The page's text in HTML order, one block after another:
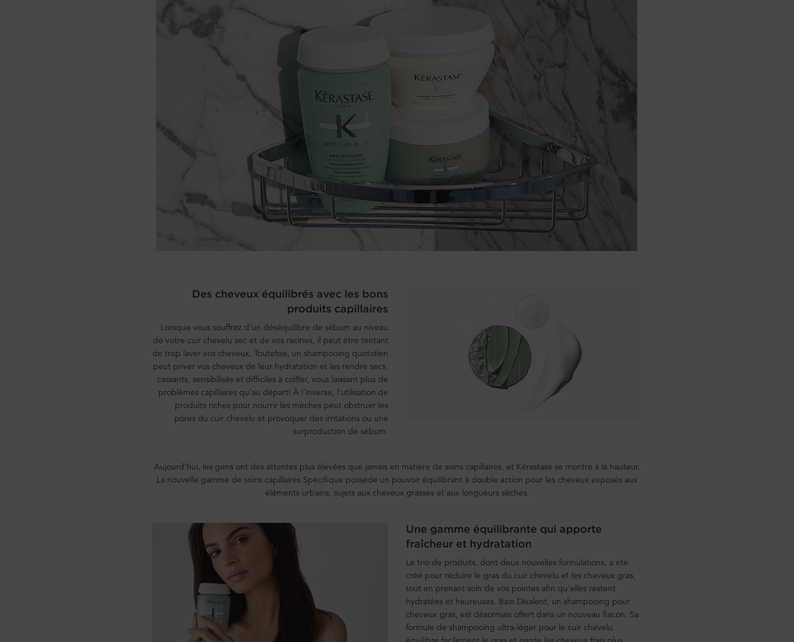
Des cheveux équilibrés avec les bons
produits capillaires
Lorsque vous souffrez d’un déséquilibre de sébum au niveau
de votre cuir chevelu sec et de vos racines, il peut être tentant
de trop laver vos cheveux. Toutefois, un shampooing quotidien
peut priver vos cheveux de leur hydratation et les rendre secs,
cassants, sensibilisés et difficiles à coiffer, vous laissant plus de
problèmes capillaires qu’au départ! À l’inverse, l’utilisation de
produits riches pour nourrir les mèches peut obstruer les
pores du cuir chevelu et provoquer des irritations ou une
surproduction de sébum.
Aujourd’hui, les gens ont des attentes plus élevées que jamais en matière de soins capillaires, et Kérastase se montre à la hauteur.
La nouvelle gamme de soins capillaires Spécifique possède un pouvoir équilibrant à double action pour les cheveux exposés aux
éléments urbains, sujets aux cheveux grasses et aux longueurs sèches.
Une gamme équilibrante qui apporte
fraîcheur et hydratation
Le trio de produits, dont deux nouvelles formulations, a été
créé pour réduire le gras du cuir chevelu et les cheveux gras,
tout en prenant soin de vos pointes afin qu'elles restent
hydratées et heureuses. Bain Divalent, un shampooing pour
cheveux gras, est désormais offert dans un nouveau flacon. Sa
formule de shampooing ultra-léger pour le cuir chevelu